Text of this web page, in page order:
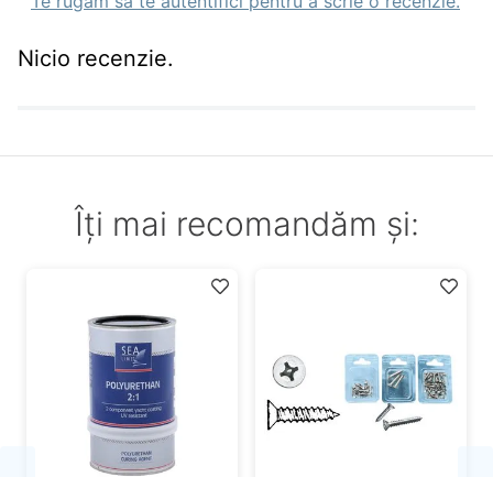
Nicio recenzie.
Îți mai recomandăm și: